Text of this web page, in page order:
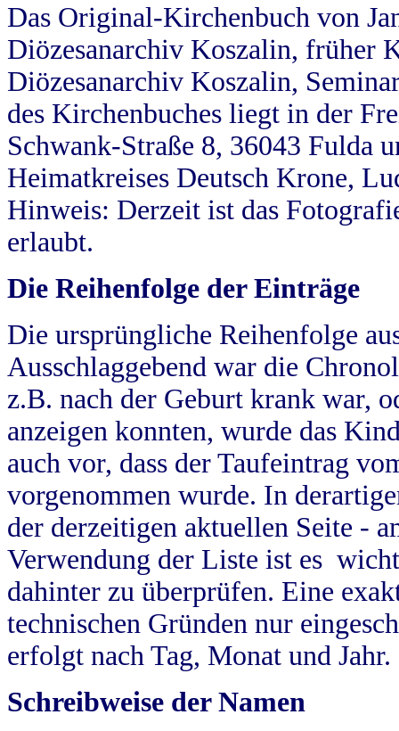
Das Original-Kirchenbuch von
Diözesanarchiv Koszalin, früher
Diözesanarchiv Koszalin,
des Kirchenbuches liegt in der
Schwank-Straße 8, 36043 Fulda
Heimatkreises Deutsch Krone,
Hinweis: Derzeit ist das
erlaubt.
Die Reihenfolge der Einträge
Die ursprüngliche Reihenfolge
Ausschlaggebend war die
z.B. nach der Geburt krank war,
anzeigen konnten, wurde das
auch vor, dass der Taufeintrag
vorgenommen wurde. In
der derzeitigen aktuellen Seite -
Verwendung der Liste ist es
dahinter zu überprüfen. Eine
technischen Gründen nur
erfolgt nach Tag, Monat und Jahr.
Schreibweise der Namen